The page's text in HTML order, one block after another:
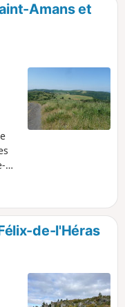
Amans et
de-l'Héras